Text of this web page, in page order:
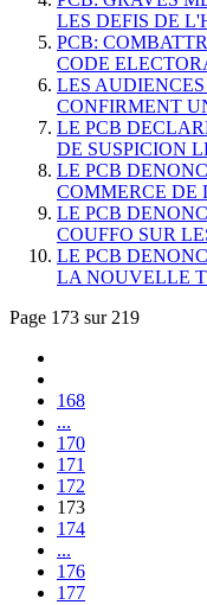
LES DEFIS DE
PCB:
CODE
LES
CONFIRMENT
LE PCB
DE SUSPICION
LE PCB
COMMERCE DE
LE PCB
COUFFO SUR
LE PCB
LA NOUVELLE
Page 173 sur 219
168
...
170
171
172
173
174
...
176
177